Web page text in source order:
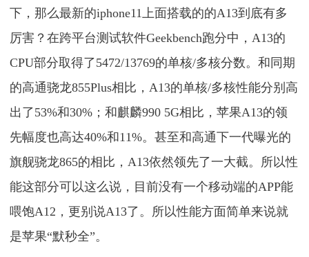
下，那么最新的iphone11上面搭载的的A13到底有多
厉害？在跨平台测试软件Geekbench跑分中，A13的
CPU部分取得了5472/13769的单核/多核分数。和同期
的高通骁龙855Plus相比，A13的单核/多核性能分别高
出了53%和30%；和麒麟990 5G相比，苹果A13的领
先幅度也高达40%和11%。甚至和高通下一代曝光的
旗舰骁龙865的相比，A13依然领先了一大截。所以性
能这部分可以这么说，目前没有一个移动端的APP能
喂饱A12，更别说A13了。所以性能方面简单来说就
是苹果“默秒全”。